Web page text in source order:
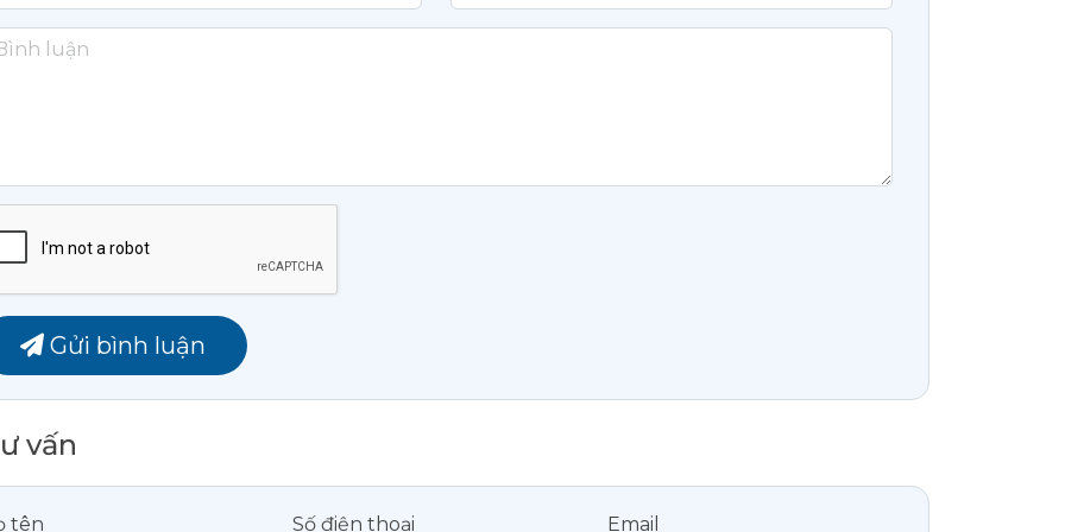
Gửi bình luận
vấn
tên Số điện thoại Email